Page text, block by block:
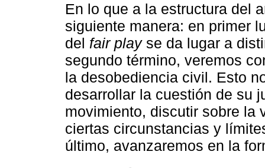
En lo que a la estructura del
siguiente manera: en primer
del fair playse da lugar a
segundo término, veremos
la desobediencia civil. Esto
desarrollar la cuestión de su
movimiento, discutir sobre la
ciertas circunstancias y
último, avanzaremos en la